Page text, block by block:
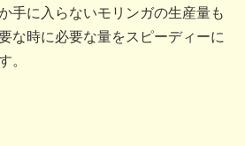
手に入らないモリンガの生産量も
な時に必要な量をスピーディーに
。